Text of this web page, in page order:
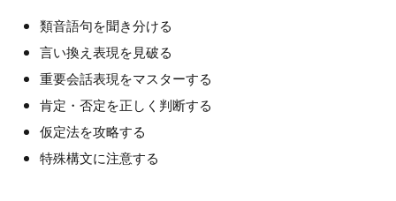
類音語句を聞き分ける
言い換え表現を見破る
重要会話表現をマスターする
肯定・否定を正しく判断する
仮定法を攻略する
特殊構文に注意する